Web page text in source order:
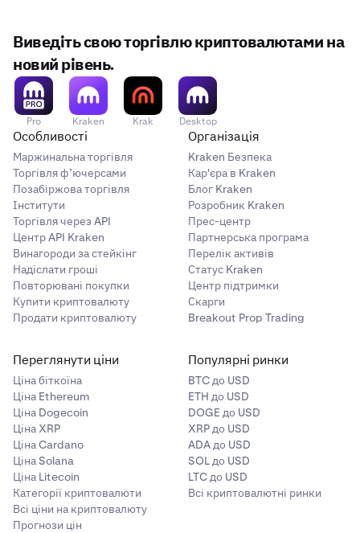
Виведіть свою торгівлю криптовалютами на
новий рівень.
Pro Kraken Krak Desktop
Особливості
Маржинальна торгівля
Торгівля ф’ючерсами
Позабіржова торгівля
Інститути
Торгівля через API
Центр API Kraken
Винагороди за стейкінг
Надіслати гроші
Повторювані покупки
Купити криптовалюту
Продати криптовалюту
Організація
Kraken Безпека
Кар'єра в Kraken
Блог Kraken
Розробник Kraken
Прес-центр
Партнерська програма
Перелік активів
Статус Kraken
Центр підтримки
Скарги
Breakout Prop Trading
Переглянути ціни
Ціна біткоїна
Ціна Ethereum
Ціна Dogecoin
Ціна XRP
Ціна Cardano
Ціна Solana
Ціна Litecoin
Категорії криптовалюти
Всі ціни на криптовалюту
Прогнози цін
Популярні ринки
BTC до USD
ETH до USD
DOGE до USD
XRP до USD
ADA до USD
SOL до USD
LTC до USD
Всі криптовалютні ринки